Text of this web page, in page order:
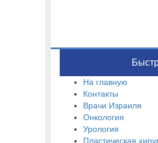
На главную
Контакты
Врачи Израиля
Онкология
Урология
Пластическая